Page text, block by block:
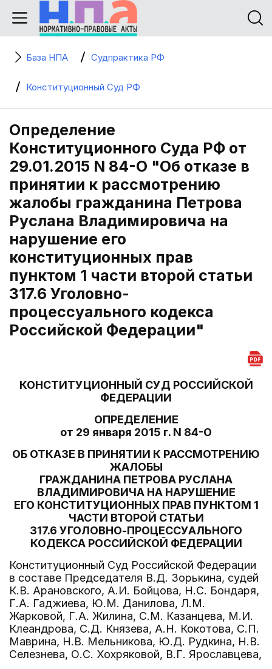
База НПА Судпрактика РФ
Конституционный Суд РФ
Определение
Конституционного Суда РФ от
29.01.2015 N 84-О "Об отказе в
принятии к рассмотрению
жалобы гражданина Петрова
Руслана Владимировича на
нарушение его
конституционных прав
пунктом 1 части второй статьи
317.6 Уголовно-
процессуального кодекса
Российской Федерации"
КОНСТИТУЦИОННЫЙ СУД РОССИЙСКОЙ
ФЕДЕРАЦИИ
ОПРЕДЕЛЕНИЕ
от 29 января 2015 г. N 84-О
ОБ ОТКАЗЕ В ПРИНЯТИИ К РАССМОТРЕНИЮ
ЖАЛОБЫ
ГРАЖДАНИНА ПЕТРОВА РУСЛАНА
ВЛАДИМИРОВИЧА НА НАРУШЕНИЕ
ЕГО КОНСТИТУЦИОННЫХ ПРАВ ПУНКТОМ 1
ЧАСТИ ВТОРОЙ СТАТЬИ
317.6 УГОЛОВНО-ПРОЦЕССУАЛЬНОГО
КОДЕКСА РОССИЙСКОЙ ФЕДЕРАЦИИ
Конституционный Суд Российской Федерации
в составе Председателя В.Д. Зорькина, судей
К.В. Арановского, А.И. Бойцова, Н.С. Бондаря,
Г.А. Гаджиева, Ю.М. Данилова, Л.М.
Жарковой, Г.А. Жилина, С.М. Казанцева, М.И.
Клеандрова, С.Д. Князева, А.Н. Кокотова, С.П.
Маврина, Н.В. Мельникова, Ю.Д. Рудкина, Н.В.
Селезнева, О.С. Хохряковой, В.Г. Ярославцева,